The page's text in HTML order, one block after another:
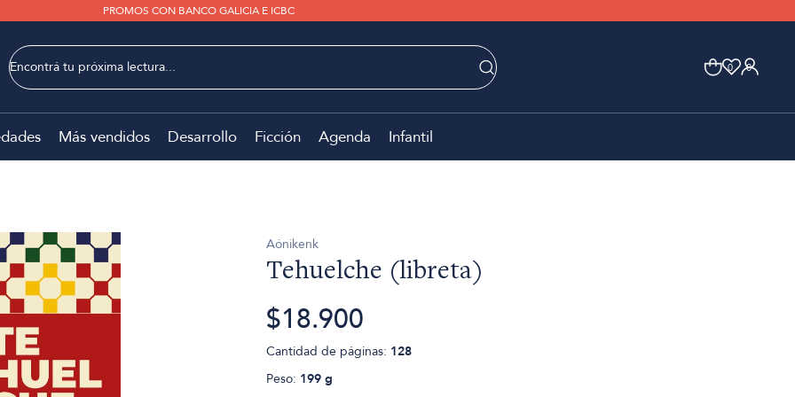
PROMOS CON BANCO GALICIA E ICBC
0 0
Más vendidos Desarrollo Ficción Agenda Infantil
Aónikenk
Tehuelche (libreta)
$18.900
Cantidad de páginas: 128
Peso: 199 g